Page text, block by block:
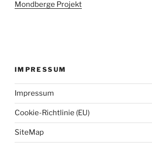
Mondberge Projekt
IMPRESSUM
Impressum
Cookie-Richtlinie (EU)
SiteMap